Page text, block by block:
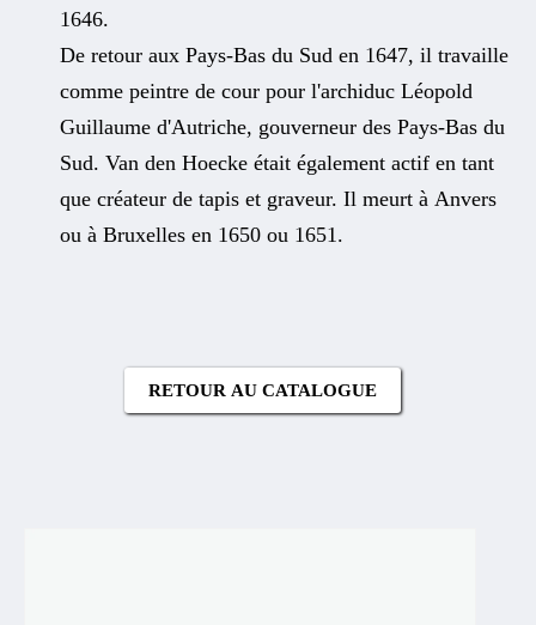
1646.
De retour aux Pays-Bas du Sud en 1647, il travaille
comme peintre de cour pour l'archiduc Léopold
Guillaume d'Autriche, gouverneur des Pays-Bas du
Sud. Van den Hoecke était également actif en tant
que créateur de tapis et graveur. Il meurt à Anvers
ou à Bruxelles en 1650 ou 1651.
RETOUR AU CATALOGUE